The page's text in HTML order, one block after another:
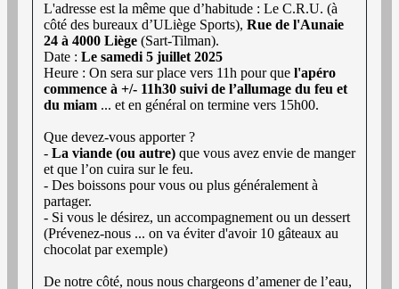
L'adresse est la même que d’habitude : Le C.R.U. (à
côté des bureaux d’ULiège Sports), Rue de l'Aunaie
24 à 4000 Liège (Sart-Tilman).
Date : Le samedi 5 juillet 2025
Heure : On sera sur place vers 11h pour que l'apéro
commence à +/- 11h30 suivi de l’allumage du feu et
du miam ... et en général on termine vers 15h00.
Que devez-vous apporter ?
- La viande (ou autre) que vous avez envie de manger
et que l’on cuira sur le feu.
- Des boissons pour vous ou plus généralement à
partager.
- Si vous le désirez, un accompagnement ou un dessert
(Prévenez-nous ... on va éviter d'avoir 10 gâteaux au
chocolat par exemple)
De notre côté, nous nous chargeons d’amener de l’eau,